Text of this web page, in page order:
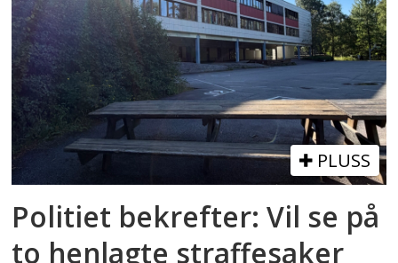
PLUSS
Politiet bekrefter: Vil se på
to henlagte straffesaker